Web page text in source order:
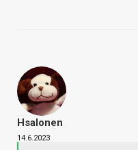
Hsalonen
14.6.2023